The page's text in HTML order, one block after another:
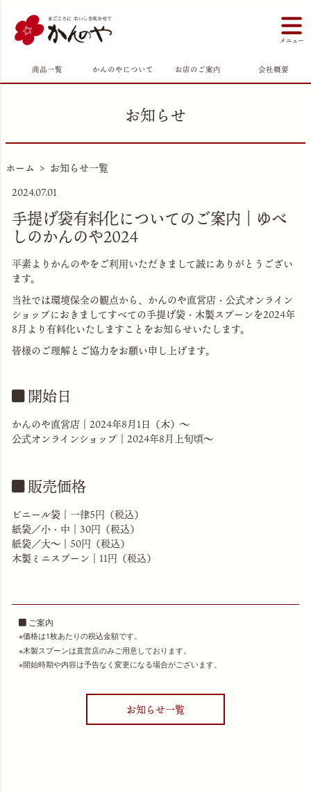
商品一覧 かんのやについて お店のご案内 会社概要
お知らせ
ホーム
お知らせ一覧
2024.07.01
手提げ袋有料化についてのご案内｜ゆべ
しのかんのや2024
平素よりかんのやをご利用いただきまして誠にありがとうござい
ます。
当社では環境保全の観点から、かんのや直営店・公式オンライン
ショップにおきましてすべての手提げ袋・木製スプーンを2024年
8月より有料化いたしますことをお知らせいたします。
皆様のご理解とご協力をお願い申し上げます。
開始日
かんのや直営店｜2024年8月1日（木）〜
公式オンラインショップ｜2024年8月上旬頃〜
販売価格
ビニール袋｜一律5円（税込）
紙袋／小・中｜30円（税込）
紙袋／大〜｜50円（税込）
木製ミニスプーン｜11円（税込）
ご案内
価格は1枚あたりの税込金額です。
木製スプーンは直営店のみご用意しております。
開始時期や内容は予告なく変更になる場合がございます。
お知らせ一覧